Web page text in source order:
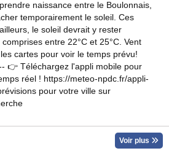
naissance entre le Boulonnais,
temporairement le soleil. Ces
le soleil devrait y rester
entre 22°C et 25°C. Vent
cartes pour voir le temps prévu!
👉 Téléchargez l'appli mobile pour
réel ! https://meteo-npdc.fr/appli-
pour votre ville sur
Voir plus